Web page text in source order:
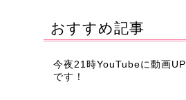
おすすめ記事
今夜21時YouTubeに動画UP
です！